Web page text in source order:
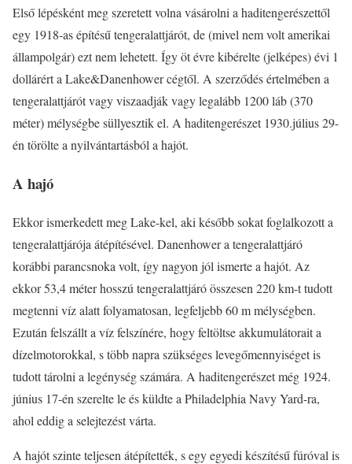
Első lépésként meg szeretett volna vásárolni a haditengerészettől
egy 1918-as építésű tengeralattjárót, de (mivel nem volt amerikai
állampolgár) ezt nem lehetett. Így öt évre kibérelte (jelképes) évi 1
dollárért a Lake&Danenhower cégtől. A szerződés értelmében a
tengeralattjárót vagy viszaadják vagy legalább 1200 láb (370
méter) mélységbe süllyesztik el. A haditengerészet 1930.július 29-
én törölte a nyilvántartásból a hajót.
A hajó
Ekkor ismerkedett meg Lake-kel, aki később sokat foglalkozott a
tengeralattjárója átépítésével. Danenhower a tengeralattjáró
korábbi parancsnoka volt, így nagyon jól ismerte a hajót. Az
ekkor 53,4 méter hosszú tengeralattjáró összesen 220 km-t tudott
megtenni víz alatt folyamatosan, legfeljebb 60 m mélységben.
Ezután felszállt a víz felszínére, hogy feltöltse akkumulátorait a
dízelmotorokkal, s több napra szükséges levegőmennyiséget is
tudott tárolni a legénység számára. A haditengerészet még 1924.
június 17-én szerelte le és küldte a Philadelphia Navy Yard-ra,
ahol eddig a selejtezést várta.
A hajót szinte teljesen átépítették, s egy egyedi készítésű fúróval is